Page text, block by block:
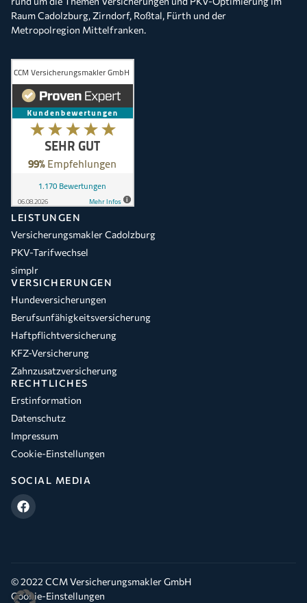
Raum Cadolzburg, Zirndorf, Roßtal, Fürth und der
Metropolregion Mittelfranken.
LEISTUNGEN
Versicherungsmakler Cadolzburg
PKV-Tarifwechsel
simplr
VERSICHERUNGEN
Hundeversicherungen
Berufsunfähigkeitsversicherung
Haftpflichtversicherung
KFZ-Versicherung
Zahnzusatzversicherung
RECHTLICHES
Erstinformation
Datenschutz
Impressum
Cookie-Einstellungen
SOCIAL MEDIA
© 2022 CCM Versicherungsmakler GmbH
Cookie-Einstellungen